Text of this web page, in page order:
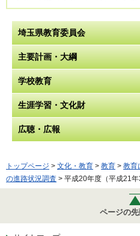
埼玉県教育委員会
主要計画・大綱
学校教育
生涯学習・文化財
広聴・広報
トップページ > 文化・教育 > 教育 > 教育
の進路状況調査 > 平成20年度（平成21
ページの